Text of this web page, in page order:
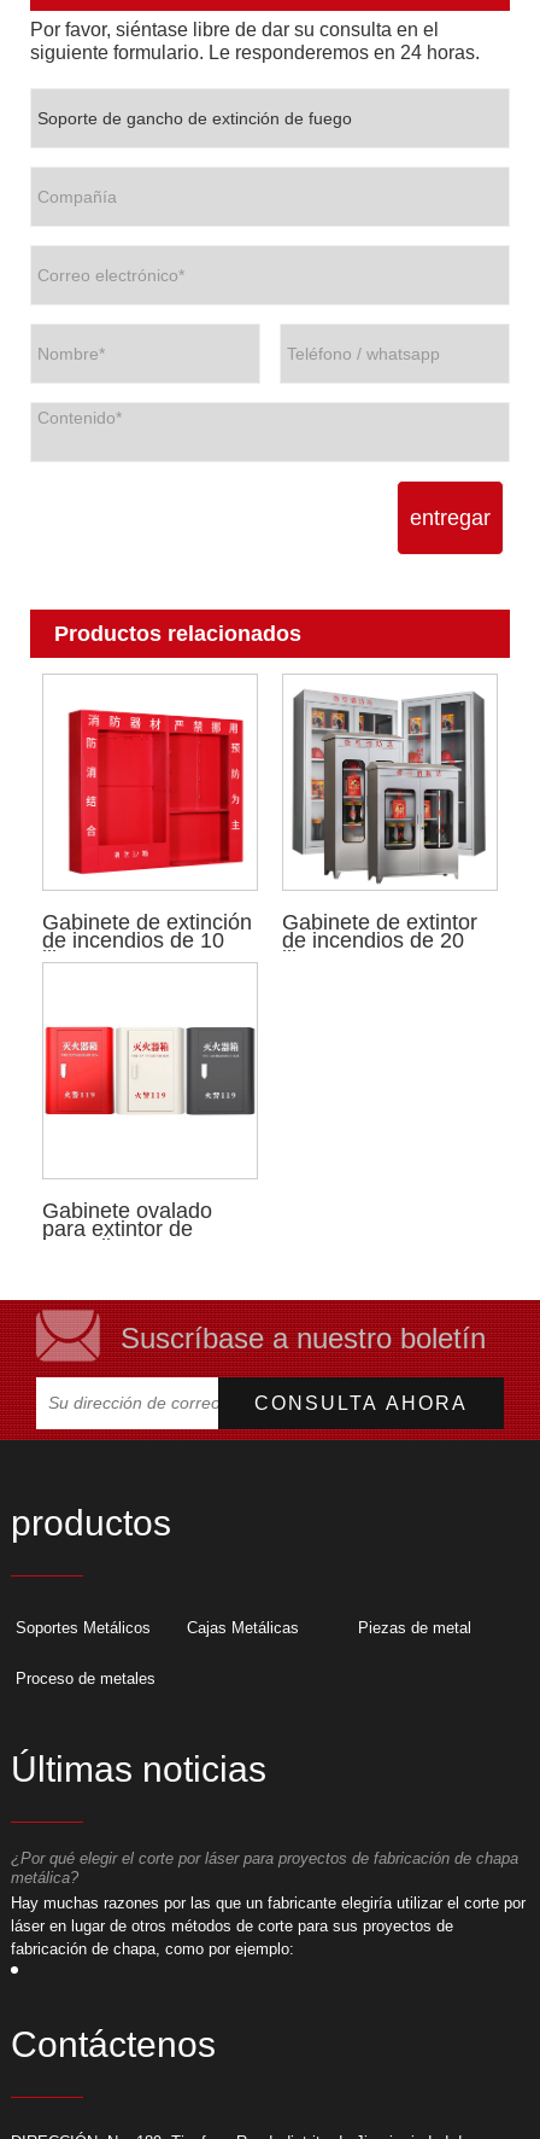
Por favor, siéntase libre de dar su consulta en el
siguiente formulario. Le responderemos en 24 horas.
entregar
Productos relacionados
Gabinete de extinción
de incendios de 10
libras
Gabinete de extintor
de incendios de 20
libras
Gabinete ovalado
para extintor de
incendios
Suscríbase a nuestro boletín
productos
Soportes Metálicos Cajas Metálicas Piezas de metal
Proceso de metales
Últimas noticias
¿Por qué elegir el corte por láser para proyectos de fabricación de chapa
metálica?
​Hay muchas razones por las que un fabricante elegiría utilizar el corte por
láser en lugar de otros métodos de corte para sus proyectos de
fabricación de chapa, como por ejemplo:
Contáctenos